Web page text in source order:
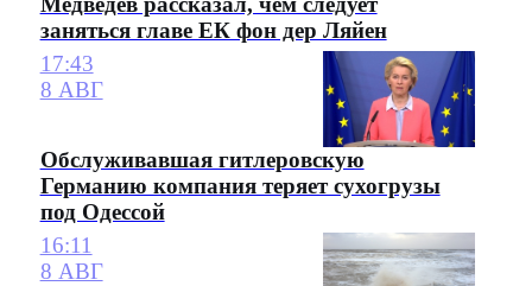
заняться главе ЕК фон дер Ляйен
17:43
8 АВГ
Обслуживавшая гитлеровскую
Германию компания теряет сухогрузы
под Одессой
16:11
8 АВГ